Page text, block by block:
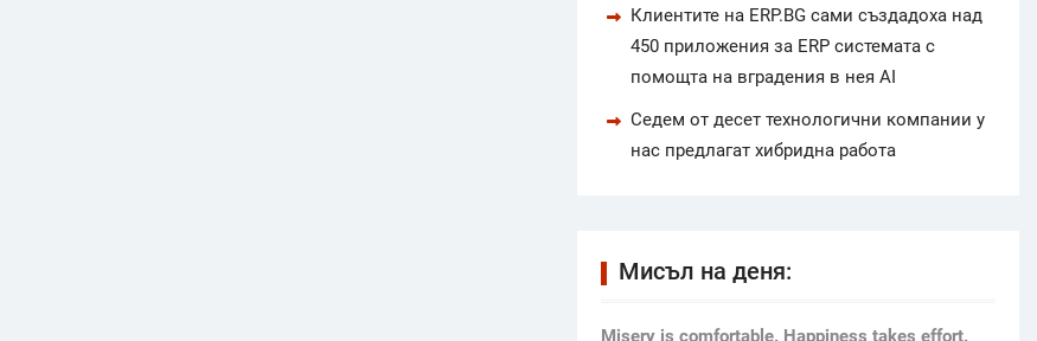
Клиентите на ERP.BG сами създадоха над
450 приложения за ERP системата с
помощта на вградения в нея AI
Седем от десет технологични компании у
нас предлагат хибридна работа
Мисъл на деня:
Мisery is comfortable. Happiness takes effort.